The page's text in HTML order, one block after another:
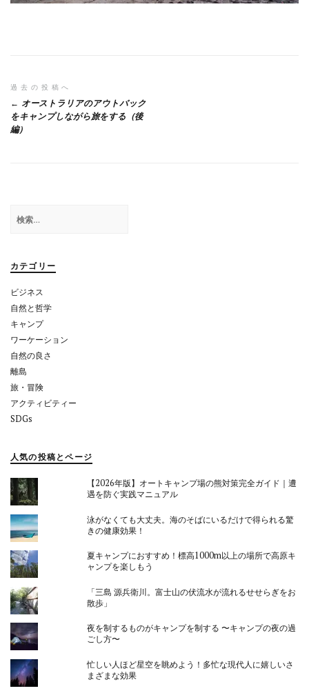
投
稿
ナ
ー
シ
ン
過去の投稿へ
オーストラリアのアウトバック
をキャンプしながら旅をする（後
編）
索:
カテゴリー
ビジネス
自然と哲学
キャンプ
ワーケーション
自然の良さ
離島
旅・冒険
アクティビティー
SDGs
人気の投稿とページ
【2026年版】オートキャンプ場の熊対策完全ガイド｜遭
遇を防ぐ実践マニュアル
泳がなくても大丈夫。海のそばにいるだけで得られる驚
きの健康効果！
夏キャンプにおすすめ！標高1000m以上の場所で高原キ
ャンプを楽しもう
「三島 源兵衛川。富士山の伏流水が流れるせせらぎをお
散歩」
夜を制するものがキャンプを制する 〜キャンプの夜の過
ごし方〜
忙しい人ほど星空を眺めよう！多忙な現代人に嬉しいさ
まざまな効果